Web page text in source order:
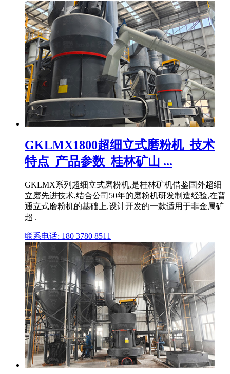
GKLMX1800超细立式磨粉机_技术
特点_产品参数_桂林矿山 ...
GKLMX系列超细立式磨粉机,是桂林矿机借鉴国外超细
立磨先进技术,结合公司50年的磨粉机研发制造经验,在普
通立式磨粉机的基础上,设计开发的一款适用于非金属矿
超 .
联系电话: 180 3780 8511